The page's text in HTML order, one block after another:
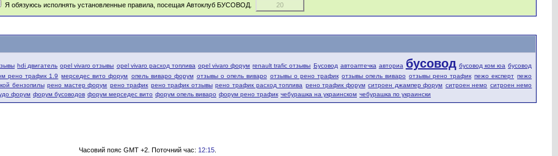
Я обязуюсь исполнять установленные правила, посещая Автоклуб БУСОВОД.
hdi двигатель opel vivaro отзывы opel vivaro расход топлива opel vivaro форум renault trafic отзывы Бусовод автоаптечка авториа бусовод бусовод ком юа бусовод
рено трафик 1.9 мерседес вито форум опель виваро форум отзывы о опель виваро отзывы о рено трафик отзывы опель виваро отзывы рено трафик пежо експерт пежо
бензопилы рено мастер форум рено трафик рено трафик отзывы рено трафик расход топлива рено трафик форум ситроен джампер форум ситроен немо ситроен немо
форум форум бусоводов форум мерседес вито форум опель виваро форум рено трафик чебурашка на украинском чебурашка по украински
Часовий пояс GMT +2. Поточний час: 12:15.